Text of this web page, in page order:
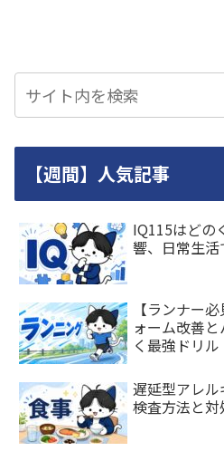
【週間】人気記事
IQ115はどの
響、日常生
【ランナー
ォーム改善
く最強ドリル
遅延型アレル
検査方法と